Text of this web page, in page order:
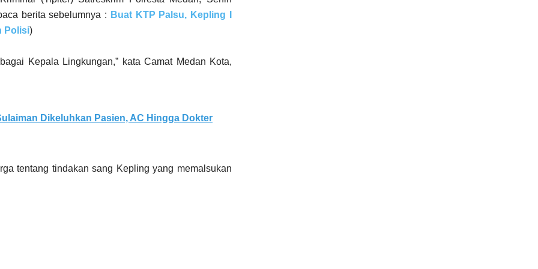
berita sebelumnya : Buat KTP Palsu, Kepling I
Polisi)
Kepala Lingkungan,” kata Camat Medan Kota,
Dikeluhkan Pasien, AC Hingga Dokter
tentang tindakan sang Kepling yang memalsukan